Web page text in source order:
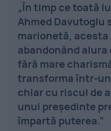
„În timp ce toată
Ahmed Davutoglu
marionetă, acesta
abandonând alura
fără mare
transforma într-
chiar cu riscul de
unui președinte
împartă puterea.”